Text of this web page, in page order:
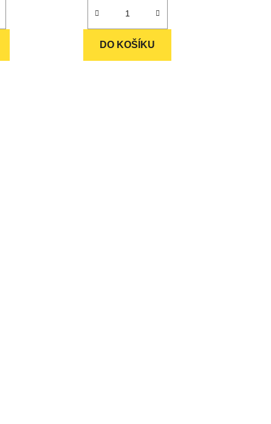
hvězdiček.
DO KOŠÍKU